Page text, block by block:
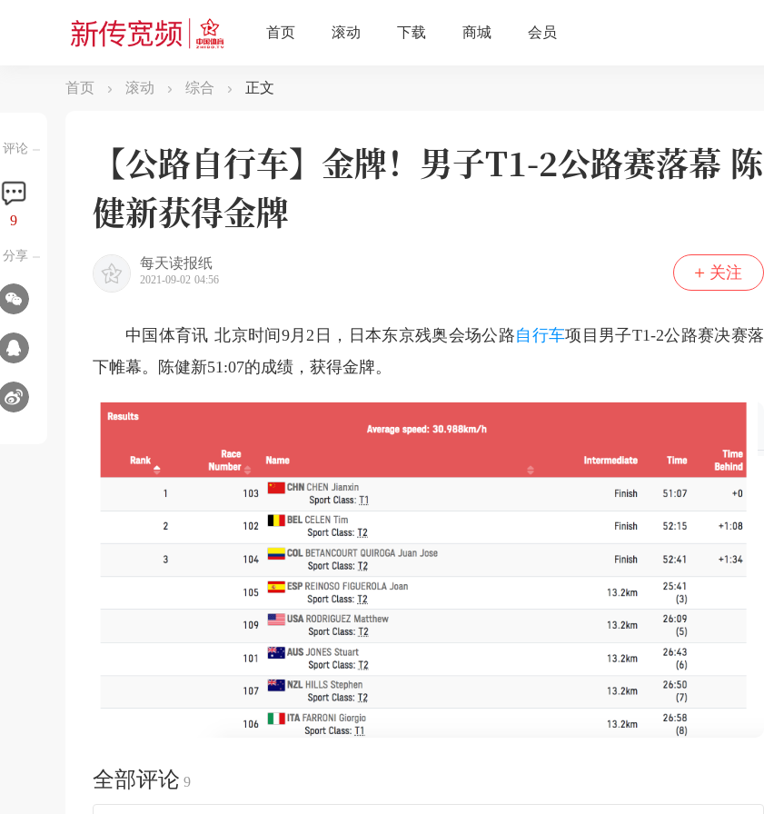
首页 滚动 综合 正文
评论
9
分享
【公路自行车】金牌！男子T1-2公路赛落幕 陈
健新获得金牌
每天读报纸
2021-09-02 04:56 关注
中国体育讯 北京时间9月2日，日本东京残奥会场公路自行车项目男子T1-2公路赛决赛落
下帷幕。陈健新51:07的成绩，获得金牌。
全部评论 9